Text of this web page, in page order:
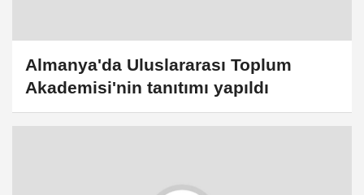
Almanya'da Uluslararası Toplum
Akademisi'nin tanıtımı yapıldı